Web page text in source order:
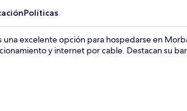
Políticas
excelente opción para hospedarse en
y internet por cable. Destacan su